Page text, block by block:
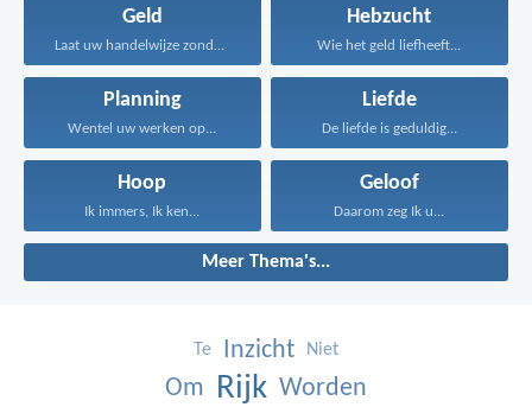
Geld
Laat uw handelwijze zonder...
Hebzucht
Wie het geld liefheeft...
Planning
Wentel uw werken op...
Liefde
De liefde is geduldig...
Hoop
Ik immers, Ik ken...
Geloof
Daarom zeg Ik u...
Meer Thema's...
Te Inzicht Niet
Om Rijk Worden